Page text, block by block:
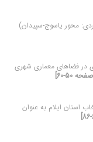
محور یاسوج-سپیدان)
در فضاهای معماری شهری
استان ایلام به عنوان